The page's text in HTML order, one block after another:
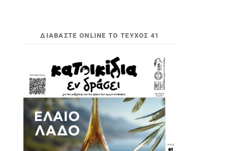
ΔΙΑΒΆΣΤΕ ONLINE ΤΟ ΤΕΎΧΟΣ 41